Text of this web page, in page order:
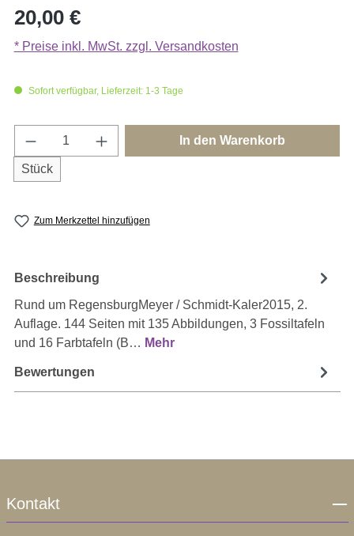
Regulärer Preis:
20,00 €
* Preise inkl. MwSt. zzgl. Versandkosten
Sofort verfügbar, Lieferzeit: 1-3 Tage
Produkt Anzahl: Gib den gewünschten
Stück
In den Warenkorb
Zum Merkzettel hinzufügen
Beschreibung
Rund um RegensburgMeyer / Schmidt-Kaler2015, 2.
Auflage. 144 Seiten mit 135 Abbildungen, 3 Fossiltafeln
und 16 Farbtafeln (B… Mehr
Bewertungen
Kontakt